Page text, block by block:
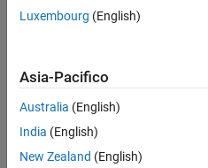
Luxembourg (English)
Asia-Pacifico
Australia (English)
India (English)
New Zealand (English)